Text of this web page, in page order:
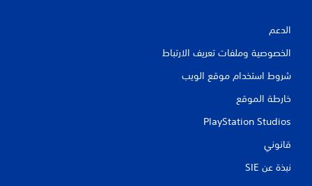
الدعم
الخصوصية وملفات تعريف الارتباط
شروط استخدام موقع الويب
خارطة الموقع
PlayStation Studios
قانوني
نبذة عن SIE‏